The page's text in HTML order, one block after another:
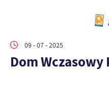
09 - 07 - 2025
Dom Wczasowy